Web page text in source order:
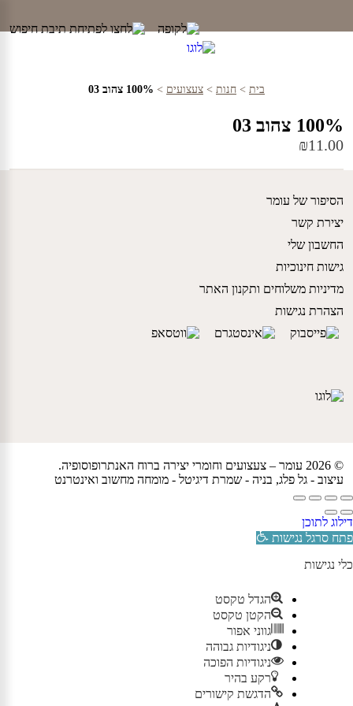
content
בית > חנות > צעצועים > 100% צהוב 03
100% צהוב 03
₪11.00
הסיפור של עומר
יצירת קשר
החשבון שלי
גישות חינוכיות
מדיניות משלוחים ותקנון האתר
הצהרת נגישות
© 2026 עומר – צעצועים וחומרי יצירה ברוח האנתרופוסופיה.
עיצוב - גל פלג, בניה - שמרת דיגיטל - מומחה מחשוב ואינטרנט
דילוג לתוכן
פתח סרגל נגישות
כלי נגישות
הגדל טקסט
הקטן טקסט
גווני אפור
ניגודיות גבוהה
ניגודיות הפוכה
רקע בהיר
הדגשת קישורים